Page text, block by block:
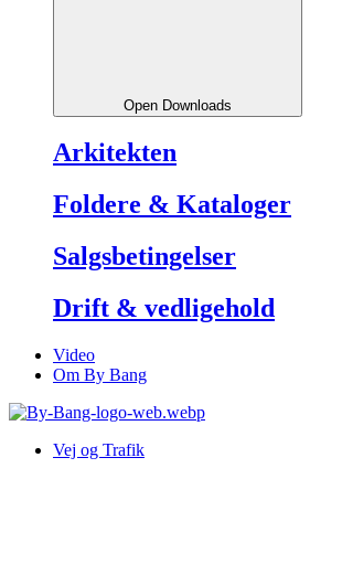
Open Downloads
Arkitekten
Foldere & Kataloger
Salgsbetingelser
Drift & vedligehold
Video
Om By Bang
Vej og Trafik